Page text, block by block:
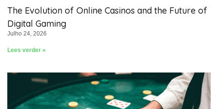
The Evolution of Online Casinos and the Future of
Digital Gaming
Julho 24, 2026
Lees verder »